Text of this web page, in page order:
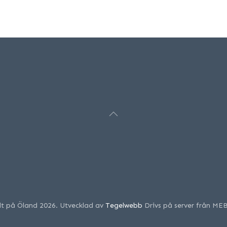
på Öland 2026. Utvecklad av Tegelwebb Drivs på server från